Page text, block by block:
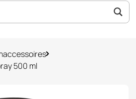
...
500 ml